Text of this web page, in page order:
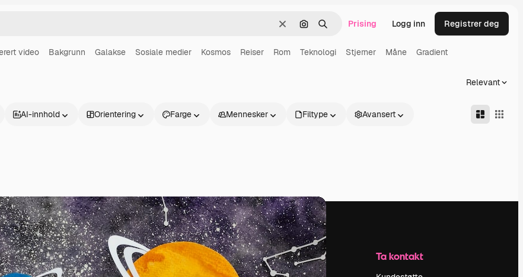
Slett Søk etter bilde
Søk Prising Logg inn Registrer deg
video Bakgrunn Galakse Sosiale medier Kosmos Reiser Rom Teknologi Stjerner Måne Gradient
Relevant
AI-innhold Orientering Farge Mennesker Filtype Avansert
for å lede ditt
Produkter Kom i gang Selskap Ta kontakt